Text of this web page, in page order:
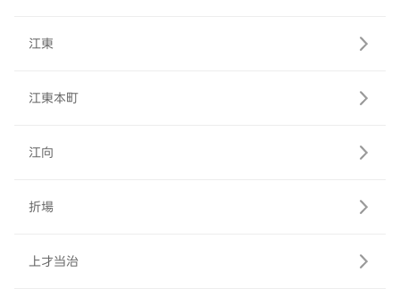
江東
江東本町
江向
折場
上才当治